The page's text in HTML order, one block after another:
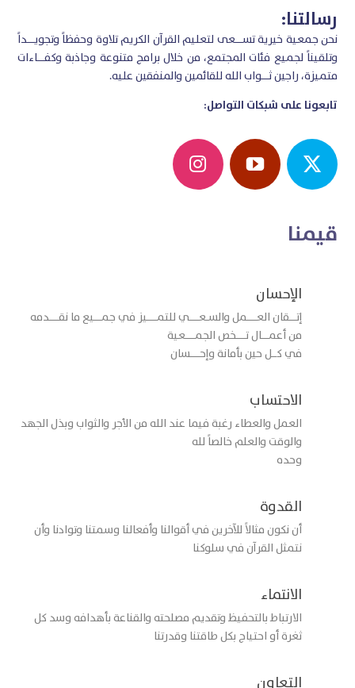
رسالتنا:
نحن جمعية خيرية تســـعى لتعليم القرآن الكريم تلاوة وحفظاً وتجويـــداً
وتلقيناً لجميع فئات المجتمع، من خلال برامج متنوعة وجاذبةوكفـــاءات
متميزة، راجين ثـــواب الله للقائمين والمنفقين عليه.
تابعونا على شبكات التواصل:
قيمنا
الإحسان
إتـــقان العــــمل والسـعــــي للتمــــيز في جمـــيع ما نقــــدمه
من أعمـــال تــــخص الجمــــعية
في كــل حين بأمانة وإحــــسان
الاحتساب
العمل والعطاء رغبة فيما عند الله من الأجر والثواب وبذل الجهد
والوقت والعلم خالصاً لله
وحده
القدوة
أن نكون مثالاً للآخرين في أقوالنا وأفعالنا وسمتنا وتوادنا وأن
نتمثل القرآن في سلوكنا
الانتماء
الارتباط بالتحفيظ وتقديم مصلحته والقناعة بأهدافه وسد كل
ثغرة أو احتياج بكل طاقتنا وقدرتنا
التعاون